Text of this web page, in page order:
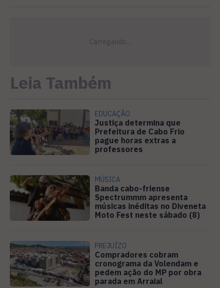
Leia Também
EDUCAÇÃO
Justiça determina que
Prefeitura de Cabo Frio
pague horas extras a
professores
MÚSICA
Banda cabo-friense
Spectrummm apresenta
músicas inéditas no Diveneta
Moto Fest neste sábado (8)
PREJUÍZO
Compradores cobram
cronograma da Volendam e
pedem ação do MP por obra
parada em Arraial